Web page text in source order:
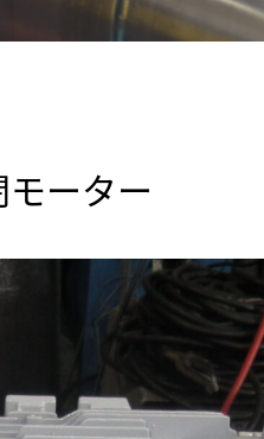
ーター